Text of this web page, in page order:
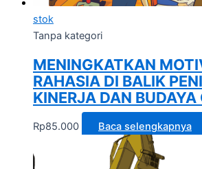
stok
Tanpa kategori
MENINGKATKAN
RAHASIA DI BALIK
KINERJA DAN BUDAYA
Rp85.000 Baca selengkapnya